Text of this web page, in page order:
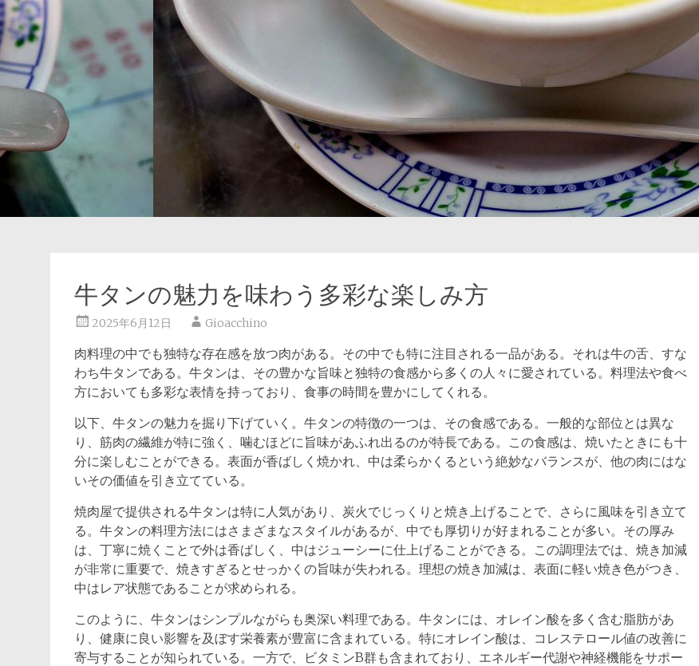
牛タンの魅力を味わう多彩な楽しみ方
2025年6月12日 Gioacchino
肉料理の中でも独特な存在感を放つ肉がある。 その中でも特に注目される一品がある。それは牛の舌、すな
わち牛タンである。牛タンは、その豊かな旨味と独特の食感から多くの人々に愛されている。料理法や食べ
方においても多彩な表情を持っており、食事の時間を豊かにしてくれる。
以下、牛タンの魅力を掘り下げていく。牛タンの特徴の一つは、その食感である。一般的な部位とは異な
り、筋肉の繊維が特に強く、噛むほどに旨味があふれ出るのが特長である。この食感は、焼いたときにも十
分に楽しむことができる。表面が香ばしく焼かれ、中は柔らかくるという絶妙なバランスが、他の肉にはな
いその価値を引き立てている。
焼肉屋で提供される牛タンは特に人気があり、炭火でじっくりと焼き上げることで、さらに風味を引き立て
る。牛タンの料理方法にはさまざまなスタイルがあるが、中でも厚切りが好まれることが多い。その厚み
は、丁寧に焼くことで外は香ばしく、中はジューシーに仕上げることができる。この調理法では、焼き加減
が非常に重要で、焼きすぎるとせっかくの旨味が失われる。理想の焼き加減は、表面に軽い焼き色がつき、
中はレア状態であることが求められる。
このように、牛タンはシンプルながらも奥深い料理である。牛タンには、オレイン酸を多く含む脂肪があ
り、健康に良い影響を及ぼす栄養素が豊富に含まれている。特にオレイン酸は、コレステロール値の改善に
寄与することが知られている。一方で、ビタミンB群も含まれており、エネルギー代謝や神経機能をサポー